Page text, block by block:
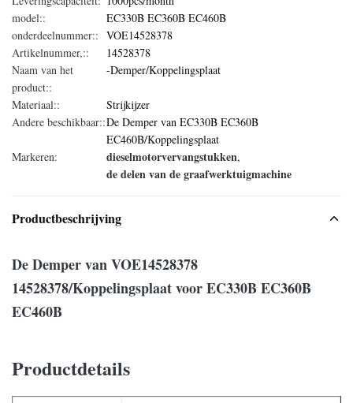
model::
EC330B EC360B EC460B
onderdeelnummer:: VOE14528378
Artikelnummer,::
14528378
Naam van het
product::
-Demper/Koppelingsplaat
Materiaal::
Strijkijzer
Andere beschikbaar::De Demper van EC330B EC360B
EC460B/Koppelingsplaat
Markeren:
dieselmotorvervangstukken,
de delen van de graafwerktuigmachine
Productbeschrijving
De Demper van VOE14528378
14528378/Koppelingsplaat voor EC330B EC360B
EC460B
Productdetails